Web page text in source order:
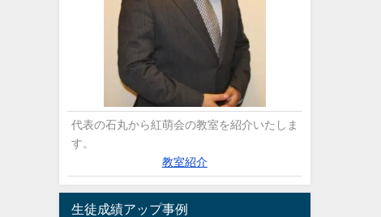
代表の石丸から紅萌会の教室を紹介いたしま
す。
教室紹介
生徒成績アップ事例